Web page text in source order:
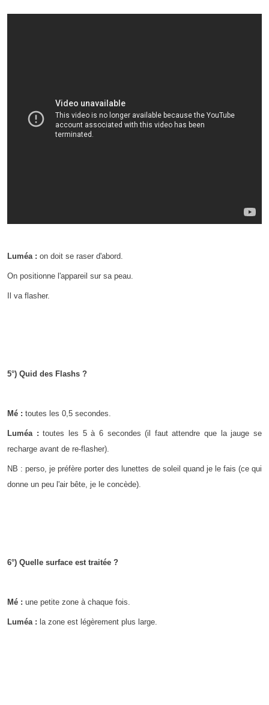
Luméa : on doit se raser d'abord.
On positionne l'appareil sur sa peau.
Il va flasher.
5°) Quid des Flashs ?
Mé : toutes les 0,5 secondes.
Luméa : toutes les 5 à 6 secondes (il faut attendre que la jauge se
recharge avant de re-flasher).
NB : perso, je préfère porter des lunettes de soleil quand je le fais (ce qui
donne un peu l'air bête, je le concède).
6°) Quelle surface est traitée ?
Mé : une petite zone à chaque fois.
Luméa : la zone est légèrement plus large.